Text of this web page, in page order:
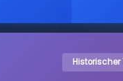
Historischer